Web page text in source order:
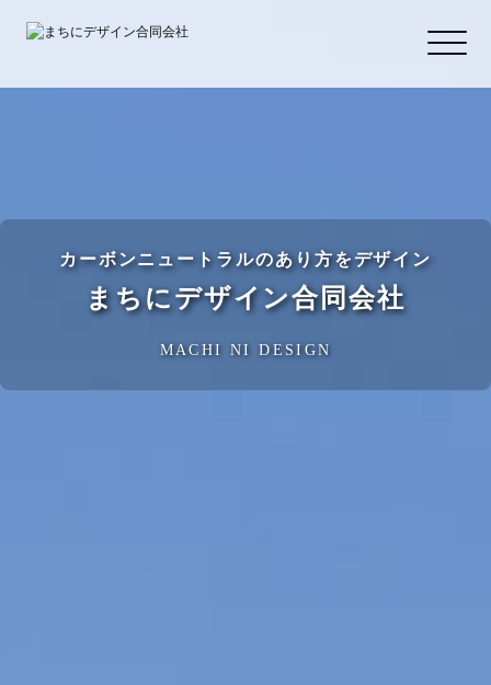
カーボンニュートラルのあり方をデザイン
まちにデザイン合同会社
MACHI NI DESIGN